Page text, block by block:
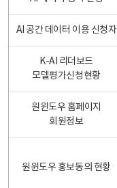
AI 공간 데이터 이용 신청자
K-AI 리더보드
모델평가신청현황
원윈도우 홈페이지
회원정보
원윈도우 홍보동의 현황